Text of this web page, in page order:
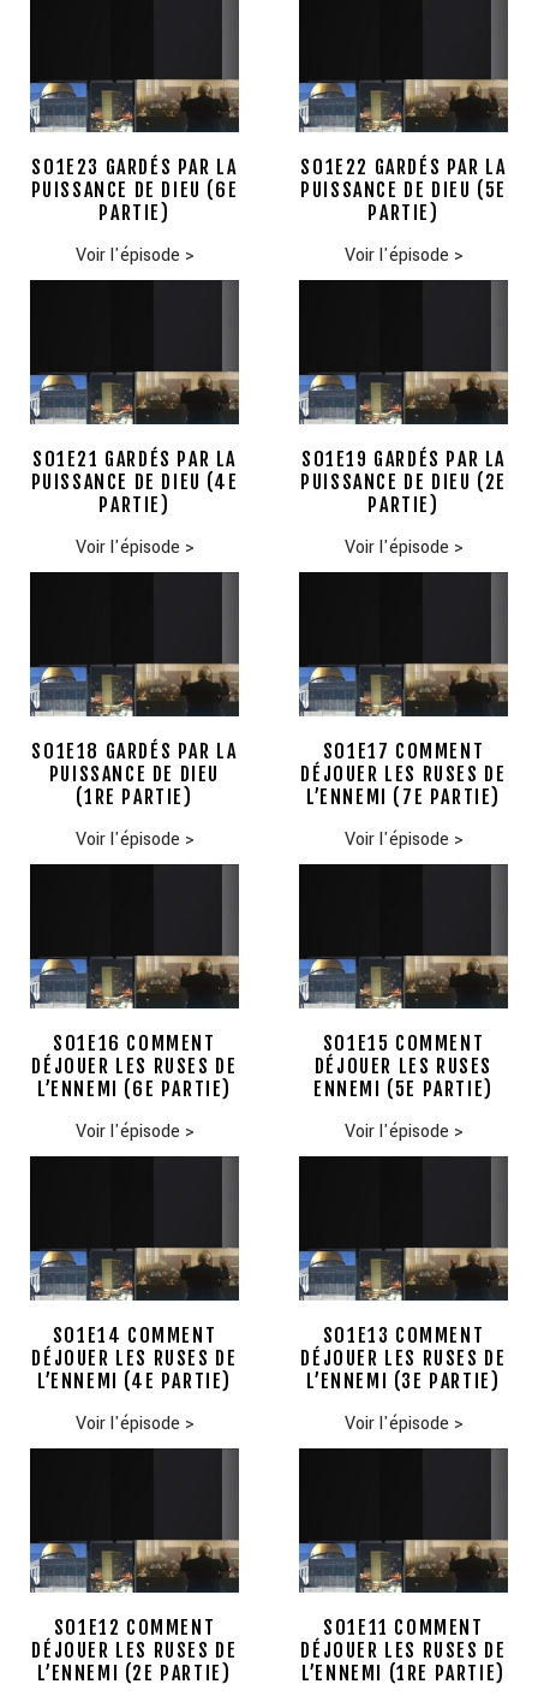
S01E23 GARDÉS PAR LA
PUISSANCE DE DIEU (6E
PARTIE)
Voir l'épisode >
S01E22 GARDÉS PAR LA
PUISSANCE DE DIEU (5E
PARTIE)
Voir l'épisode >
S01E21 GARDÉS PAR LA
PUISSANCE DE DIEU (4E
PARTIE)
Voir l'épisode >
S01E19 GARDÉS PAR LA
PUISSANCE DE DIEU (2E
PARTIE)
Voir l'épisode >
S01E18 GARDÉS PAR LA
PUISSANCE DE DIEU
(1RE PARTIE)
Voir l'épisode >
S01E17 COMMENT
DÉJOUER LES RUSES DE
L’ENNEMI (7E PARTIE)
Voir l'épisode >
S01E16 COMMENT
DÉJOUER LES RUSES DE
L’ENNEMI (6E PARTIE)
Voir l'épisode >
S01E15 COMMENT
DÉJOUER LES RUSES
ENNEMI (5E PARTIE)
Voir l'épisode >
S01E14 COMMENT
DÉJOUER LES RUSES DE
L’ENNEMI (4E PARTIE)
Voir l'épisode >
S01E13 COMMENT
DÉJOUER LES RUSES DE
L’ENNEMI (3E PARTIE)
Voir l'épisode >
S01E12 COMMENT
DÉJOUER LES RUSES DE
L’ENNEMI (2E PARTIE)
S01E11 COMMENT
DÉJOUER LES RUSES DE
L’ENNEMI (1RE PARTIE)